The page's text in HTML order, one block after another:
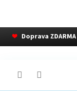
❤ Doprava ZDARMA